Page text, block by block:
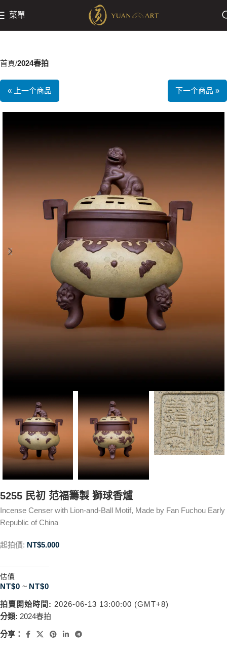
菜單
首頁 2024春拍
« 上一个商品 下一个商品 »
5255 民初 范福籌製 獅球香爐
Incense Censer with Lion-and-Ball Motif, Made by Fan Fuchou Early
Republic of China
起拍價: NT$5.000
估價
NT$0 ~ NT$0
拍賣開始時間: 2026-06-13 13:00:00 (GMT+8)
分類: 2024春拍
分享：